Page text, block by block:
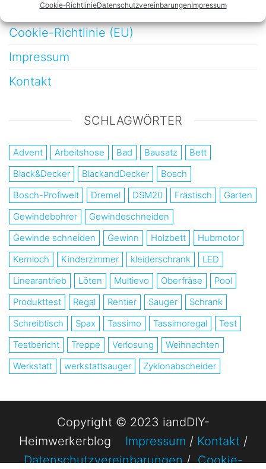
Cookie-RichtlinieDatenschutzvereinbarungenImpressum
Datenschutzvereinbarungen
Cookie-Richtlinie (EU)
Impressum
Kontakt
SCHLAGWÖRTER
Advent Arbeitshose Bad Bausatz
Bett
Black&Decker
BlackandDecker
Bosch
Bosch-Profiwelt
Dremel DSM20 Frästisch
Garten
Gewindebohrer
Gewindeschneiden
Gewinde schneiden
Gewinn Holzbett
Hubmotor
Kernloch
Kinderzimmer kleiderschrank
LED
Linearantrieb
Löten Multievo Oberfräse
Pool
Produkttest
Regal Rentier Sauger
Schrank
Schreibtisch
Spax Tassimo Tassimoregal
Test
Testbericht
Treppe Verlosung
Weihnachten
Werkstatt
werkstattsauger Zyklonabscheider
Copyright © 2023 iandDIY-
Heimwerkerblog
Impressum / Kontakt/
Datenschutzvereinbarungen/Cookie-